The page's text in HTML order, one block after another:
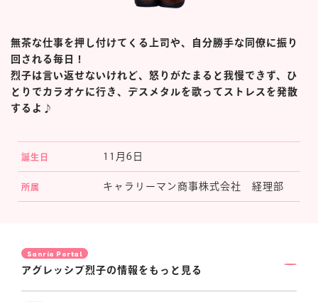
公式SNS／アプリ
マイページ
無茶な仕事を押し付けてくる上司や、自分勝手な同僚に振り
回される毎日！
烈子は言い返せないけれど、怒りがたまると我慢できず、ひ
とりでカラオケに行き、デスメタルを歌ってストレスを発散
するよ♪
誕生日 11月6日
所属 キャラリーマン商事株式会社 経理部
Sanrio Portal
アグレッシブ烈子の情報をもっと見る